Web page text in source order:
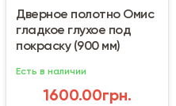
Дверное полотно Омис
гладкое глухое под
покраску (900 мм)
Есть в наличии
1600.00грн.